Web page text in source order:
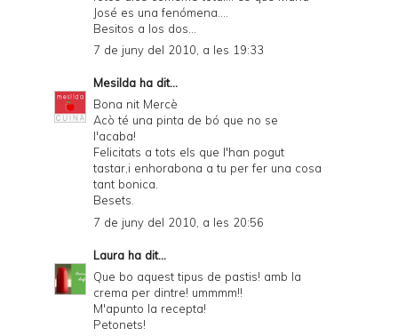
José es una fenómena....
Besitos a los dos...
7 de juny del 2010, a les 19:33
Mesilda ha dit...
Bona nit Mercè
Acò té una pinta de bó que no se
l'acaba!
Felicitats a tots els que l'han pogut
tastar,i enhorabona a tu per fer una cosa
tant bonica.
Besets.
7 de juny del 2010, a les 20:56
Laura ha dit...
Que bo aquest tipus de pastis! amb la
crema per dintre! ummmm!!
M'apunto la recepta!
Petonets!